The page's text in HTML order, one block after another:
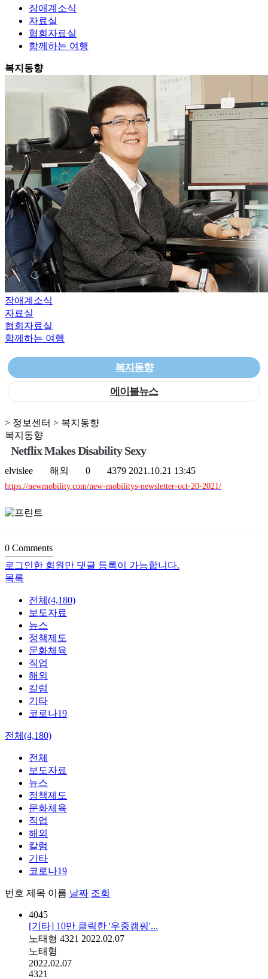
장애계소식
자료실
협회자료실
함께하는 여행
복지동향
장애계소식
자료실
협회자료실
함께하는 여행
복지동향
에이블뉴스
> 정보센터 > 복지동향
복지동향
Netflix Makes Disability Sexy
elvislee 해외 0 4379 2021.10.21 13:45
https://newmobility.com/new-mobilitys-newsletter-oct-20-2021/
0 Comments
로그인한 회원만 댓글 등록이 가능합니다.
목록
전체(4,180)
보도자료
뉴스
정책제도
문화체육
직업
해외
칼럼
기타
코로나19
전체(4,180)
전체
보도자료
뉴스
정책제도
문화체육
직업
해외
칼럼
기타
코로나19
번호 제목 이름 날짜 조회
4045
[기타] 10만 클릭한 '우중캠핑'...
노태형 4321 2022.02.07
노태형
2022.02.07
4321